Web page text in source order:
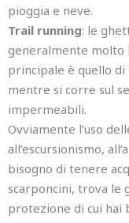
pioggia e neve.
Trail running: le
generalmente molto
principale è quello
mentre si corre sul
impermeabili.
Ovviamente l’uso
all’escursionismo,
bisogno di tenere
scarponcini, trova le
protezione di cui hai